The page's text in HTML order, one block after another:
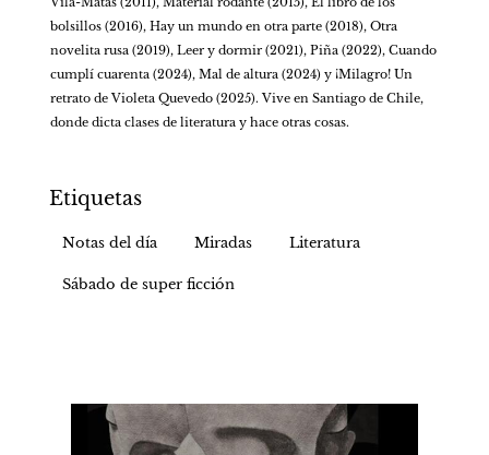
bolsillos (2016), Hay un mundo en otra parte (2018), Otra
novelita rusa (2019), Leer y dormir (2021), Piña (2022), Cuando
cumplí cuarenta (2024), Mal de altura (2024) y ¡Milagro! Un
retrato de Violeta Quevedo (2025). Vive en Santiago de Chile,
donde dicta clases de literatura y hace otras cosas.
Etiquetas
Notas del día Miradas Literatura
Sábado de super ficción